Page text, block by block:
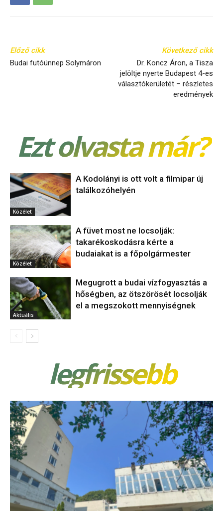
Előző cikk
Budai futóünnep Solymáron
Következő cikk
Dr. Koncz Áron, a Tisza
jelöltje nyerte Budapest 4-es
választókerületét – részletes
eredmények
Ezt olvasta már?
Közélet
A Kodolányi is ott volt a filmipar új
találkozóhelyén
Közélet
A füvet most ne locsolják:
takarékoskodásra kérte a
budaiakat is a főpolgármester
Aktuális
Megugrott a budai vízfogyasztás a
hőségben, az ötszörösét locsolják
el a megszokott mennyiségnek
legfrissebb